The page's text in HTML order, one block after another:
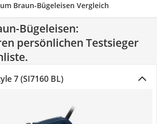
Braun-Bügeleisen Vergleich
Bügeleisen:
persönlichen Testsieger
7 (SI7160 BL)